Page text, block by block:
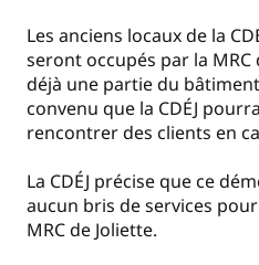
Les anciens locaux de la
seront occupés par la
déjà une partie du
convenu que la CDÉJ
rencontrer des clients en
La CDÉJ précise que ce
aucun bris de services
MRC de Joliette.